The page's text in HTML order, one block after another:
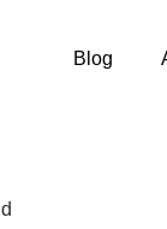
Blog